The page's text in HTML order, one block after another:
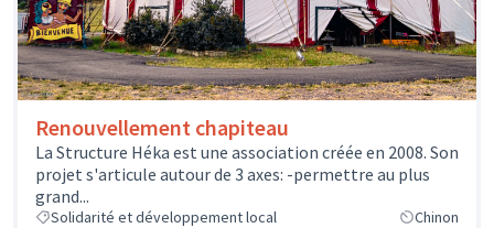
Renouvellement chapiteau
La Structure Héka est une association créée en 2008. Son
projet s'articule autour de 3 axes: -permettre au plus
grand...
Solidarité et développement local Chinon